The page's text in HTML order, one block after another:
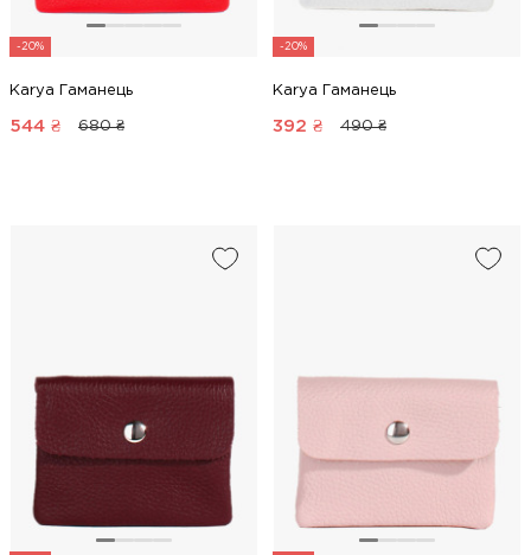
-20%
Karya Гаманець
544 ₴ 680 ₴
-20%
Karya Гаманець
392 ₴ 490 ₴